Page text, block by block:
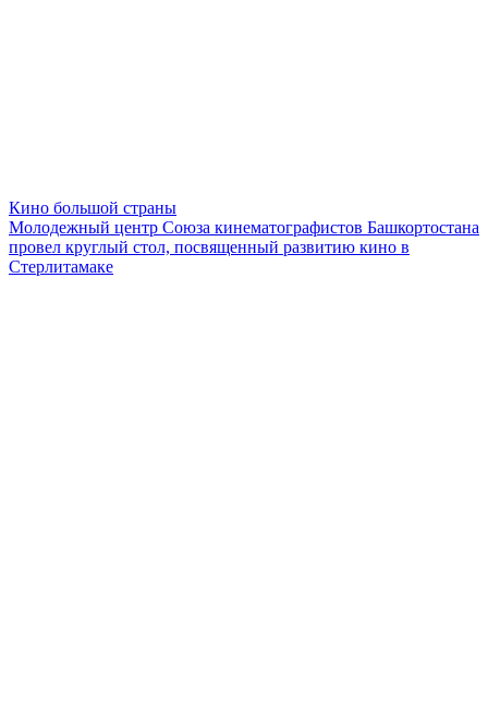
Кино большой страны
Молодежный центр Союза кинематографистов Башкортостана
провел круглый стол, посвященный развитию кино в
Стерлитамаке